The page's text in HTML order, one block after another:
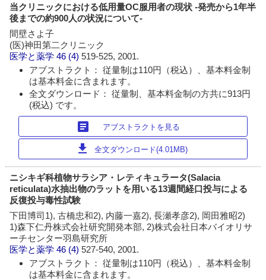
当クリニックにおける低用量OC服用者の現状 -発売から1年半
後までの約900人の状況について-
間壁さよ子
(医)神田第二クリニック
医学と薬学 46 (4)519-525, 2001.
アブストラクト： 従量制は110円（税込）、基本料金制
は基本料金に含まれます。
全文ダウンロード： 従量制、基本料金制の方共に913円
(税込) です。
article アブストラクトを見る
download 全文ダウンロード(4.01MB)
ニシキギ科植物サラシア・レティキュラータ(Salacia
reticulata)水抽出物のラットを用いる13週間経口投与による
反復投与毒性試験
下田博司1), 古橋忠和2), 内藤一嘉2), 長瀬孝彦2), 岡田雅昭2)
1)森下仁丹株式会社研究開発本部, 2)株式会社日本バイオリサ
ーチセンター羽島研究所
医学と薬学 46 (4)527-540, 2001.
アブストラクト： 従量制は110円（税込）、基本料金制
は基本料金に含まれます。